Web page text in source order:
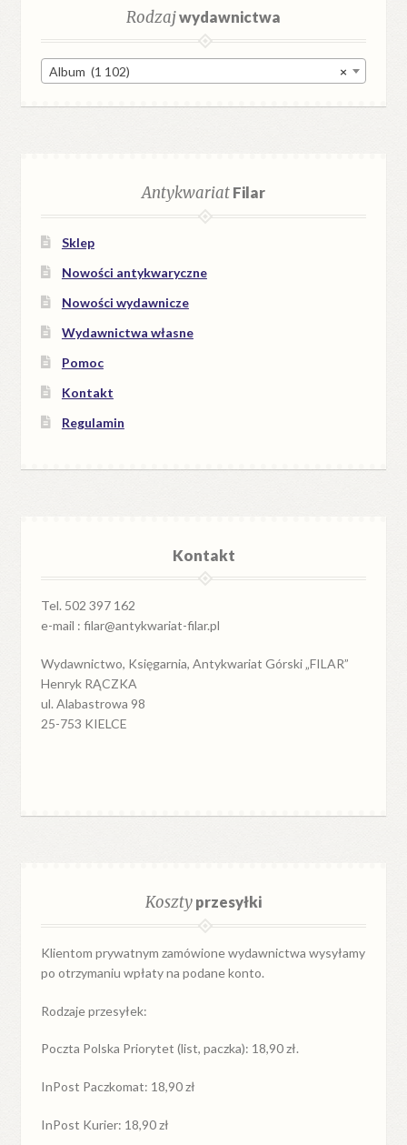
Rodzajwydawnictwa
×
Album (1 102)
AntykwariatFilar
Sklep
Nowości antykwaryczne
Nowości wydawnicze
Wydawnictwa własne
Pomoc
Kontakt
Regulamin
Kontakt
Tel. 502 397 162
e-mail : filar@antykwariat-filar.pl
Wydawnictwo, Księgarnia, Antykwariat Górski „FILAR”
Henryk RĄCZKA
ul. Alabastrowa 98
25-753 KIELCE
Kosztyprzesyłki
Klientom prywatnym zamówione wydawnictwa wysyłamy
po otrzymaniu wpłaty na podane konto.
Rodzaje przesyłek:
Poczta Polska Priorytet (list, paczka): 18,90 zł.
InPost Paczkomat: 18,90 zł
InPost Kurier: 18,90 zł